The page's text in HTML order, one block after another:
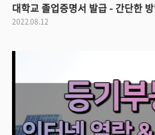
대학교 졸업증명서 발급 - 간단한
2022.08.12